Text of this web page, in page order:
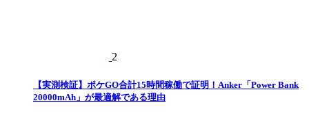
2
【実測検証】ポケGO合計15時間稼働で証明！Anker「Power Bank
20000mAh」が最適解である理由